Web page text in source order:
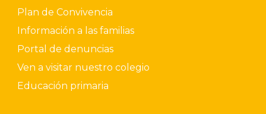
Plan de Convivencia
Información a las familias
Portal de denuncias
Ven a visitar nuestro colegio
Educación primaria